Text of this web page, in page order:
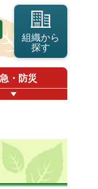
組織から
探す
・防災